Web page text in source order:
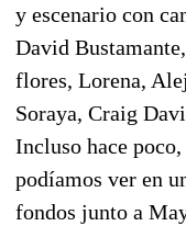
y escenario con
David
flores, Lorena,
Soraya, Craig
Incluso hace
podíamos ver en
fondos junto a